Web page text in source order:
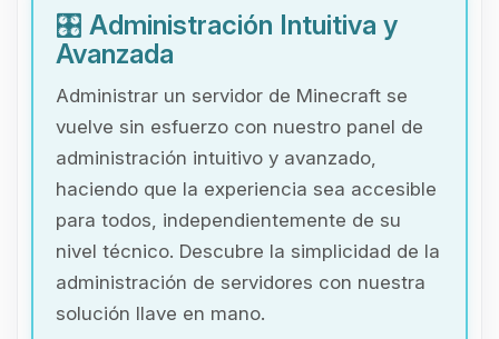
🎛️ Administración Intuitiva y
Avanzada
Administrar un servidor de Minecraft se
vuelve sin esfuerzo con nuestro panel de
administración intuitivo y avanzado,
haciendo que la experiencia sea accesible
para todos, independientemente de su
nivel técnico. Descubre la simplicidad de la
administración de servidores con nuestra
solución llave en mano.